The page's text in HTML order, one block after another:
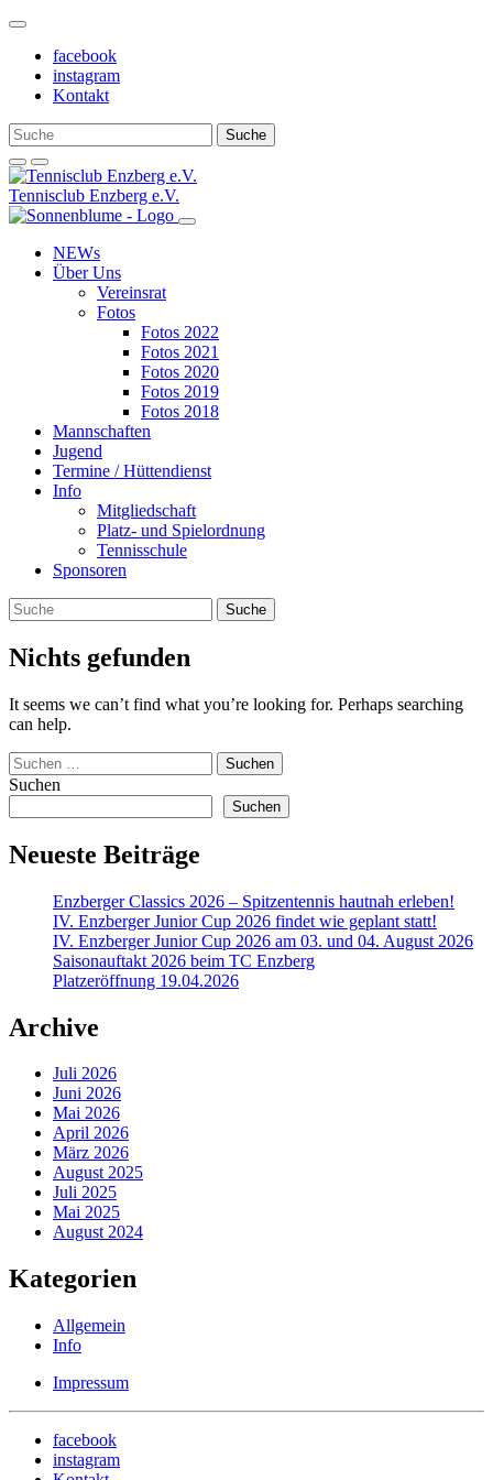
Weiter
Inhalt
facebook
instagram
Kontakt
Tennisclub Enzberg e.V.
NEWs
Über Uns
Vereinsrat
Fotos
Fotos 2022
Fotos 2021
Fotos 2020
Fotos 2019
Fotos 2018
Mannschaften
Jugend
Termine / Hüttendienst
Info
Mitgliedschaft
Platz- und Spielordnung
Tennisschule
Sponsoren
Nichts gefunden
It seems we can’t find what you’re looking for. Perhaps searching
can help.
Suchen
nach:
Suchen
Suchen
Neueste Beiträge
Enzberger Classics 2026 – Spitzentennis hautnah erleben!
IV. Enzberger Junior Cup 2026 findet wie geplant statt!
IV. Enzberger Junior Cup 2026 am 03. und 04. August 2026
Saisonauftakt 2026 beim TC Enzberg
Platzeröffnung 19.04.2026
Archive
Juli 2026
Juni 2026
Mai 2026
April 2026
März 2026
August 2025
Juli 2025
Mai 2025
August 2024
Kategorien
Allgemein
Info
Impressum
facebook
instagram